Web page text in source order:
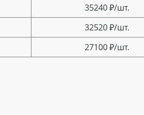
35240 ₽/шт.
32520 ₽/шт.
27100 ₽/шт.